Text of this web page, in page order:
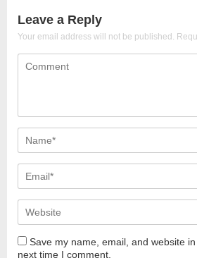
Leave a Reply
Your email address will not be published.
Save my name, email, and website
next time I comment.